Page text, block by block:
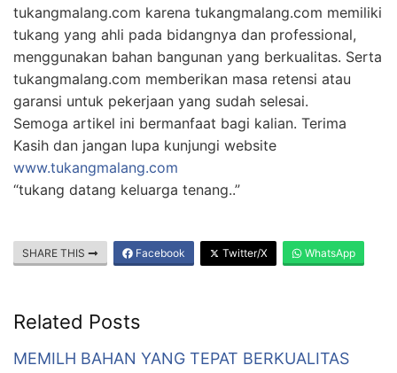
tukangmalang.com karena tukangmalang.com memiliki
tukang yang ahli pada bidangnya dan professional,
menggunakan bahan bangunan yang berkualitas. Serta
tukangmalang.com memberikan masa retensi atau
garansi untuk pekerjaan yang sudah selesai.
Semoga artikel ini bermanfaat bagi kalian. Terima
Kasih dan jangan lupa kunjungi website
www.tukangmalang.com
“tukang datang keluarga tenang..”
SHARE THIS Facebook Twitter/X WhatsApp
Related Posts
MEMILH BAHAN YANG TEPAT BERKUALITAS